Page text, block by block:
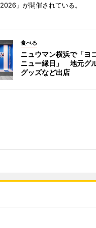
」が開催されている。
食べる
ニュウマン横浜で「ヨ
ニュー縁日」 地元グ
グッズなど出店